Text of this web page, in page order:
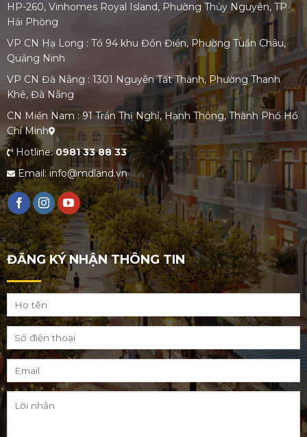
HP-260, Vinhomes Royal Island, Phường Thủy Nguyên, TP
Hải Phòng
VP CN Hạ Long : Tổ 94 khu Đồn Điền, Phường Tuần Châu,
Quảng Ninh
VP CN Đà Nẵng : 1301 Nguyễn Tất Thành, Phường Thanh
Khê, Đà Nẵng
CN Miền Nam : 91 Trần Thị Nghỉ, Hạnh Thông, Thành Phố Hồ
Chí Minh
Hotline:0981 33 88 33
Email: info@mdland.vn
ĐĂNG KÝ NHẬN THÔNG TIN